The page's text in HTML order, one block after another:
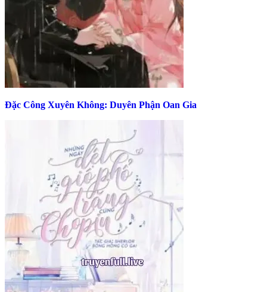
Đặc Công Xuyên Không: Duyên Phận Oan Gia